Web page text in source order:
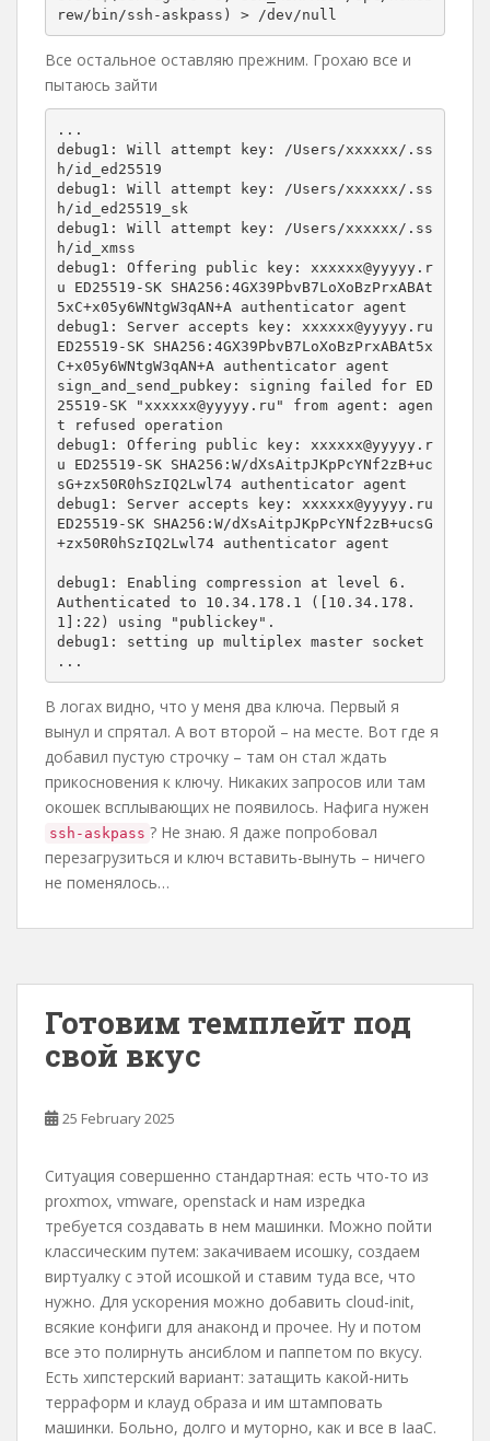
rew/bin/ssh-askpass) > /dev/null
Все остальное оставляю прежним. Грохаю все и
пытаюсь зайти
...
debug1: Will attempt key: /Users/xxxxxx/.ss
h/id_ed25519
debug1: Will attempt key: /Users/xxxxxx/.ss
h/id_ed25519_sk
debug1: Will attempt key: /Users/xxxxxx/.ss
h/id_xmss
debug1: Offering public key: xxxxxx@yyyyy.r
u ED25519-SK SHA256:4GX39PbvB7LoXoBzPrxABAt
5xC+x05y6WNtgW3qAN+A authenticator agent
debug1: Server accepts key: xxxxxx@yyyyy.ru
ED25519-SK SHA256:4GX39PbvB7LoXoBzPrxABAt5x
C+x05y6WNtgW3qAN+A authenticator agent
sign_and_send_pubkey: signing failed for ED
25519-SK "xxxxxx@yyyyy.ru" from agent: agen
t refused operation
debug1: Offering public key: xxxxxx@yyyyy.r
u ED25519-SK SHA256:W/dXsAitpJKpPcYNf2zB+uc
sG+zx50R0hSzIQ2Lwl74 authenticator agent
debug1: Server accepts key: xxxxxx@yyyyy.ru
ED25519-SK SHA256:W/dXsAitpJKpPcYNf2zB+ucsG
+zx50R0hSzIQ2Lwl74 authenticator agent
debug1: Enabling compression at level 6.
Authenticated to 10.34.178.1 ([10.34.178.
1]:22) using "publickey".
debug1: setting up multiplex master socket
...
В логах видно, что у меня два ключа. Первый я
вынул и спрятал. А вот второй – на месте. Вот где я
добавил пустую строчку – там он стал ждать
прикосновения к ключу. Никаких запросов или там
окошек всплывающих не появилось. Нафига нужен
ssh-askpass ? Не знаю. Я даже попробовал
перезагрузиться и ключ вставить-вынуть – ничего
не поменялось…
Готовим темплейт под
свой вкус
25 February 2025
Ситуация совершенно стандартная: есть что-то из
proxmox, vmware, openstack и нам изредка
требуется создавать в нем машинки. Можно пойти
классическим путем: закачиваем исошку, создаем
виртуалку с этой исошкой и ставим туда все, что
нужно. Для ускорения можно добавить cloud-init,
всякие конфиги для анаконд и прочее. Ну и потом
все это полирнуть ансиблом и паппетом по вкусу.
Есть хипстерский вариант: затащить какой-нить
терраформ и клауд образа и им штамповать
машинки. Больно, долго и муторно, как и все в IaaC.